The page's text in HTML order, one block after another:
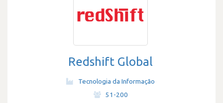
Redshift Global
Tecnologia da Informação
51-200